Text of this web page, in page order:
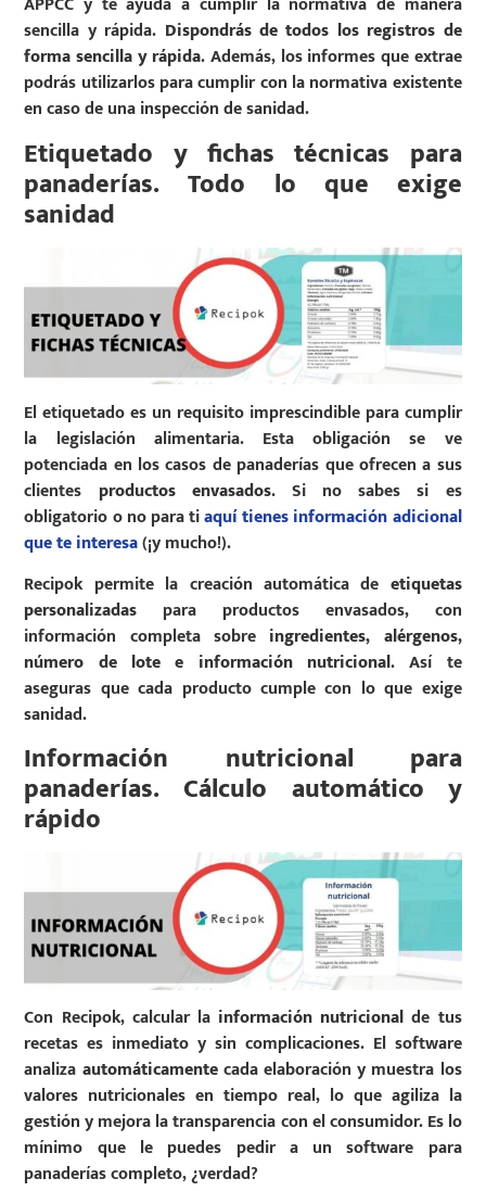
sencilla y rápida. Dispondrás de todos los registros de
forma sencilla y rápida. Además, los informes que extrae
podrás utilizarlos para cumplir con la normativa existente
en caso de una inspección de sanidad.
Etiquetado y fichas técnicas para
panaderías. Todo lo que exige
sanidad
El etiquetado es un requisito imprescindible para cumplir
la legislación alimentaria. Esta obligación se ve
potenciada en los casos de panaderías que ofrecen a sus
clientes productos envasados. Si no sabes si es
obligatorio o no para tiaquí tienes información adicional
que te interesa(¡y mucho!).
Recipok permite la creación automática de etiquetas
personalizadas para productos envasados, con
información completa sobre ingredientes, alérgenos,
número de lote e información nutricional. Así te
aseguras que cada producto cumple con lo que exige
sanidad.
Información nutricional para
panaderías. Cálculo automático y
rápido
Con Recipok, calcular la información nutricional de tus
recetas es inmediato y sin complicaciones. El software
analiza automáticamentecada elaboración y muestra los
valores nutricionales en tiempo real, lo que agiliza la
gestión y mejora la transparencia con el consumidor. Es lo
mínimo que le puedes pedir a un software para
panaderías completo, ¿verdad?